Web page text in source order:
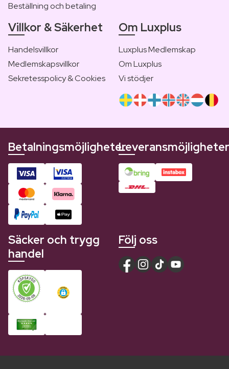
Beställning och betaling
Villkor & Säkerhet
Handelsvillkor
Medlemskapsvillkor
Sekretesspolicy & Cookies
Om Luxplus
Luxplus Medlemskap
Om Luxplus
Vi stödjer
BetalningsmöjligheterLeveransmöjligheter
Säcker och trygg
handel
Följ oss